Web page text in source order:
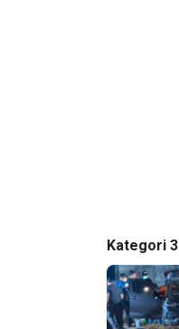
Kategori 3